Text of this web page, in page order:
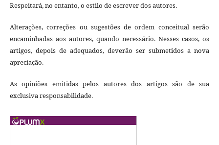
Respeitará, no entanto, o estilo de escrever dos autores.
Alterações, correções ou sugestões de ordem conceitual serão
encaminhadas aos autores, quando necessário. Nesses casos, os
artigos, depois de adequados, deverão ser submetidos a nova
apreciação.
As opiniões emitidas pelos autores dos artigos são de sua
exclusiva responsabilidade.